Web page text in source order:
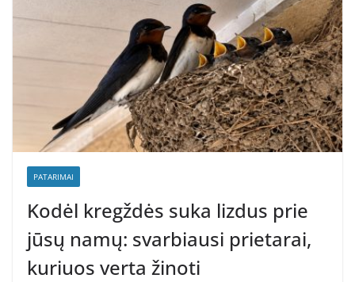
PATARIMAI
Kodėl kregždės suka lizdus prie
jūsų namų: svarbiausi prietarai,
kuriuos verta žinoti